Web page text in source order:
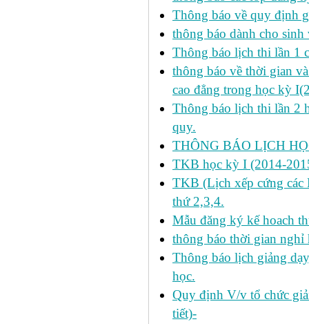
Thông báo về quy định
thông báo dành cho
Thông báo lịch thi lần 1
thông báo về thời gian
cao đẳng trong học kỳ
Thông báo lịch thi lần 2
quy.
THÔNG BÁO LỊCH
TKB học kỳ I (2014-
TKB (Lịch xếp cứng các
thứ 2,3,4.
Mẫu đăng ký kế hoach
thông báo thời gian
Thông báo lịch giảng
học.
Quy định V/v tổ chức
tiết)-